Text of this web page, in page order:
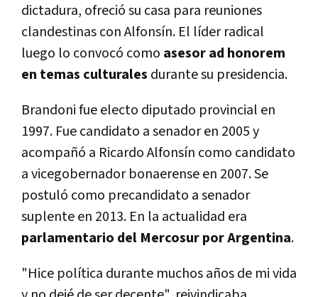
dictadura, ofreció su casa para reuniones
clandestinas con Alfonsín. El líder radical
luego lo convocó como asesor ad honorem
en temas culturales durante su presidencia.
Brandoni fue electo diputado provincial en
1997. Fue candidato a senador en 2005 y
acompañó a Ricardo Alfonsín como candidato
a vicegobernador bonaerense en 2007. Se
postuló como precandidato a senador
suplente en 2013. En la actualidad era
parlamentario del Mercosur por Argentina.
"Hice política durante muchos años de mi vida